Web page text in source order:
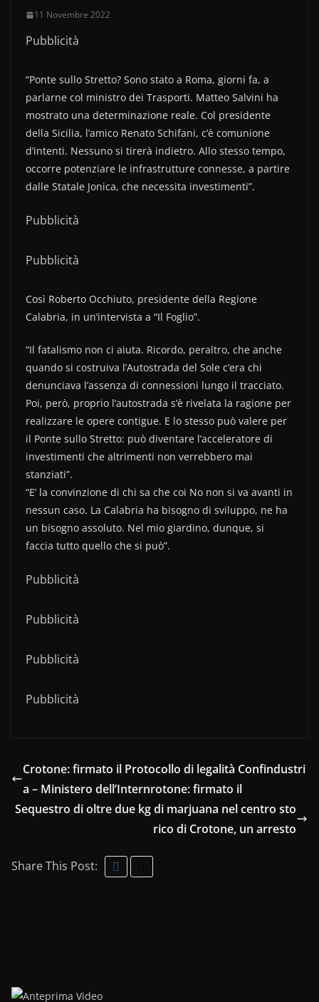
11 Novembre 2022
Pubblicità
“Ponte sullo Stretto? Sono stato a Roma, giorni fa, a
parlarne col ministro dei Trasporti. Matteo Salvini ha
mostrato una determinazione reale. Col presidente
della Sicilia, l’amico Renato Schifani, c’è comunione
d’intenti. Nessuno si tirerà indietro. Allo stesso tempo,
occorre potenziare le infrastrutture connesse, a partire
dalle Statale Jonica, che necessita investimenti”.
Pubblicità
Pubblicità
Così Roberto Occhiuto, presidente della Regione
Calabria, in un’intervista a “Il Foglio”.
“Il fatalismo non ci aiuta. Ricordo, peraltro, che anche
quando si costruiva l’Autostrada del Sole c’era chi
denunciava l’assenza di connessioni lungo il tracciato.
Poi, però, proprio l’autostrada s’è rivelata la ragione per
realizzare le opere contigue. E lo stesso può valere per
il Ponte sullo Stretto: può diventare l’acceleratore di
investimenti che altrimenti non verrebbero mai
stanziati”.
“E’ la convinzione di chi sa che coi No non si va avanti in
nessun caso. La Calabria ha bisogno di sviluppo, ne ha
un bisogno assoluto. Nel mio giardino, dunque, si
faccia tutto quello che si può”.
Pubblicità
Pubblicità
Pubblicità
Pubblicità
Crotone: firmato il Protocollo di legalità Confindustri
a – Ministero dell’Internrotone: firmato il
Sequestro di oltre due kg di marjuana nel centro sto
rico di Crotone, un arresto
Share This Post: